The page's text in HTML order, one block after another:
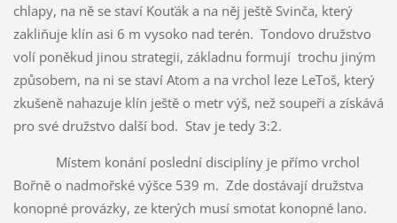
chlapy, na ně se staví Kouťák a na něj ještě Svinča, který
zakliňuje klín asi 6 m vysoko nad terén. Tondovo družstvo
volí poněkud jinou strategii, základnu formují trochu jiným
způsobem, na ni se staví Atom a na vrchol leze LeToš, který
zkušeně nahazuje klín ještě o metr výš, než soupeři a získává
pro své družstvo další bod. Stav je tedy 3:2.
Místem konání poslední disciplíny je přímo vrchol
Bořně o nadmořské výšce 539 m. Zde dostávají družstva
konopné provázky, ze kterých musí smotat konopné lano.